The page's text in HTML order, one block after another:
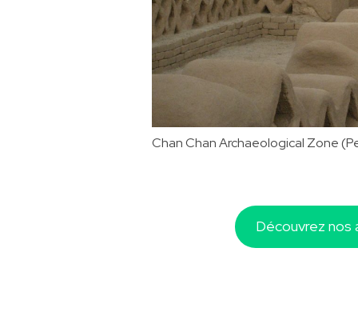
Chan Chan Archaeological Zone
Découvrez nos